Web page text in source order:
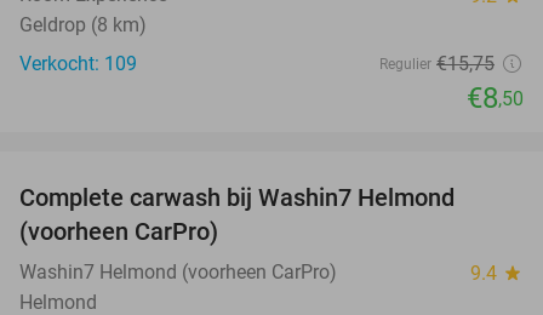
Geldrop (8 km)
Verkocht: 109
Regulier €15,75
€8,50
Complete carwash bij Washin7 Helmond
(voorheen CarPro)
Washin7 Helmond (voorheen CarPro) 9.4 star
Helmond